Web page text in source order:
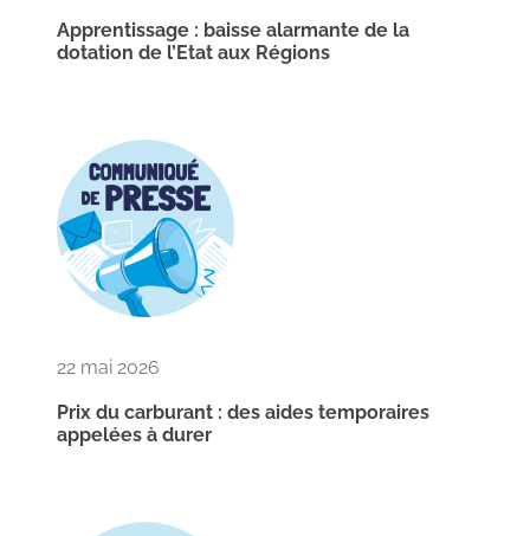
Apprentissage : baisse alarmante de la
dotation de l’Etat aux Régions
22 mai 2026
Prix du carburant : des aides temporaires
appelées à durer